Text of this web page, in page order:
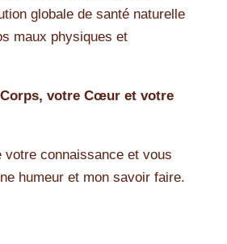
globale de santé naturelle
maux physiques et
votre Cœur et votre
votre connaissance et vous
humeur et mon savoir faire.